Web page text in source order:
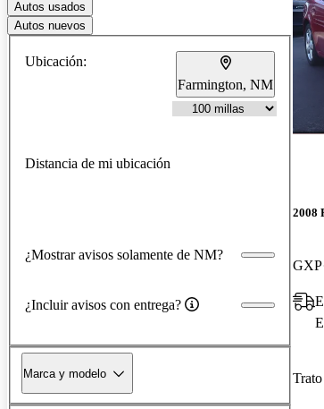
Autos usados
Autos nuevos
Ubicación:
Farmington, NM
Distancia de mi ubicación
¿Mostrar avisos solamente de NM?
¿Incluir avisos con entrega?
Marca y modelo
2008
GXP